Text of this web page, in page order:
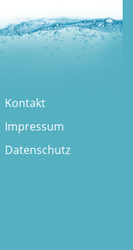
Kontakt
Impressum
Datenschutz